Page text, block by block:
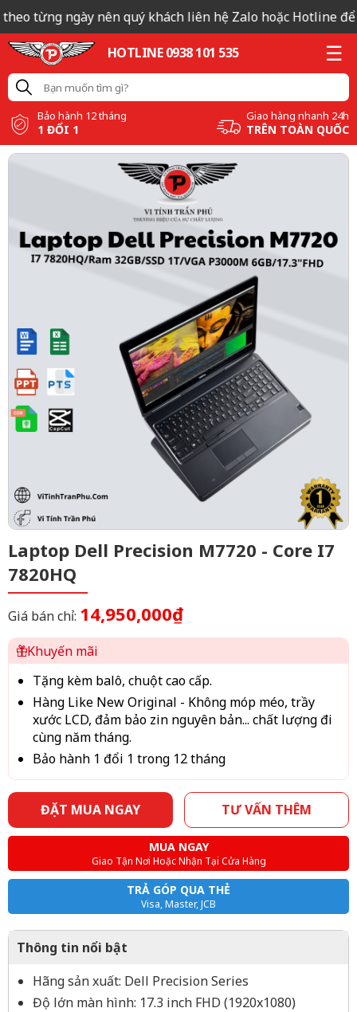
từng ngày nên quý khách liên hệ Zalo hoặc Hotline để
HOTLINE 0938 101 535
Bảo hành 12 tháng
1 ĐỔI 1
Giao hàng nhanh 24h
TRÊN TOÀN QUỐC
Laptop Dell Precision M7720 - Core I7
7820HQ
Giá bán chỉ: 14,950,000₫
Khuyến mãi
Tặng kèm balô, chuột cao cấp.
Hàng Like New Original - Không móp méo, trầy
xước LCD, đảm bảo zin nguyên bản... chất lượng đi
cùng năm tháng.
Bảo hành 1 đổi 1 trong 12 tháng
ĐẶT MUA NGAY TƯ VẤN THÊM
MUA NGAY
Giao Tận Nơi Hoặc Nhận Tại Cửa Hàng
TRẢ GÓP QUA THẺ
Visa, Master, JCB
Thông tin nổi bật
Hãng sản xuất: Dell Precision Series
Độ lớn màn hình: 17.3 inch FHD (1920x1080)